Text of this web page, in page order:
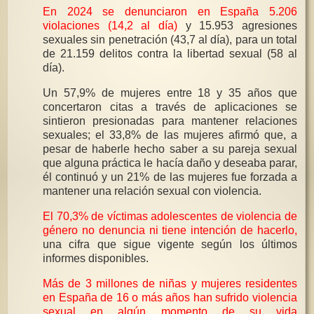
En 2024 se denunciaron en España 5.206
violaciones (14,2 al día) y 15.953 agresiones
sexuales sin penetración (43,7 al día), para un total
de 21.159 delitos contra la libertad sexual (58 al
día).
Un 57,9% de mujeres entre 18 y 35 años que
concertaron citas a través de aplicaciones se
sintieron presionadas para mantener relaciones
sexuales; el 33,8% de las mujeres afirmó que, a
pesar de haberle hecho saber a su pareja sexual
que alguna práctica le hacía daño y deseaba parar,
él continuó y un 21% de las mujeres fue forzada a
mantener una relación sexual con violencia.
El 70,3% de víctimas adolescentes de violencia de
género no denuncia ni tiene intención de hacerlo,
una cifra que sigue vigente según los últimos
informes disponibles.
Más de 3 millones de niñas y mujeres residentes
en España de 16 o más años han sufrido violencia
sexual en algún momento de su vida